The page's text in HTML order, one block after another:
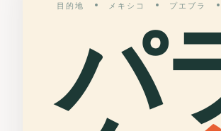
目的地 メキシコ プエブラ
パ